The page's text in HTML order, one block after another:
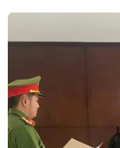
Bị bỏ quên
để tìm cách
08/08/2019 03:43